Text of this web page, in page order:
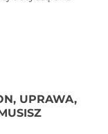
UPRAWA,